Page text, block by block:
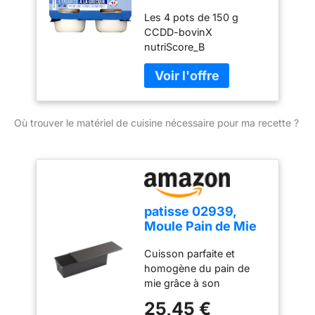
Les 4 pots de 150 g
CCDD-bovinX
nutriScore_B
Où trouver le matériel de cuisine nécessaire pour ma recette ?
patisse 02939,
Moule Pain de Mie
Moule Cake, Acier
Revêtu, Anti-
Adhésif sans PFAS,
20 cm, Anthracite
Cuisson parfaite et
homogène du pain de
mie grâce à son
humidité et chaleur,
25,45 €